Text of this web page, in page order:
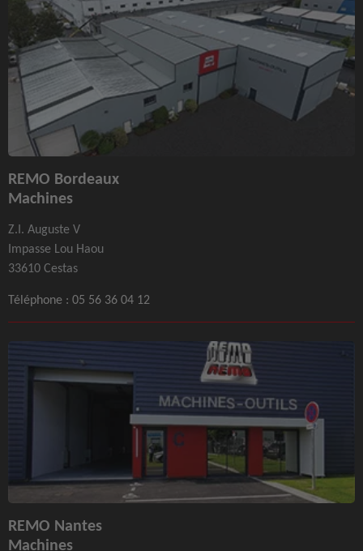
REMO Bordeaux
Machines
Z.I. Auguste V
Impasse Lou Haou
33610 Cestas
Téléphone : 05 56 36 04 12
REMO Nantes
Machines